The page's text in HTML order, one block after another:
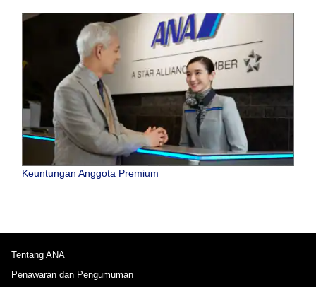
Keuntungan Anggota Premium
Tentang ANA
Penawaran dan Pengumuman